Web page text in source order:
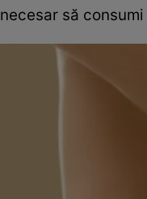
necesar să